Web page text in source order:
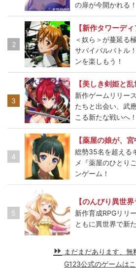
の扉が今開かれる！
2
【新作タワーディ
＜奴ら＞が蔓延る
サバイバルバトル
ンを楽しもう！
3
【美しき剣姫と
新作ゲームリリー
たちと出会い、武
こる新たな戦いへ！
4
【薬屋の娘が、
総勢35名を超える
メ『薬屋のひとり
ンゲーム！
5
【のんびり異世界
新作育成RPGリリ
ともに異世界で新
まだまだあります、無
G123公式のゲームはこ